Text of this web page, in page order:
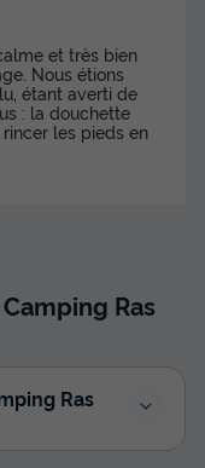
et très bien
Nous étions
étant averti de
: la douchette
les pieds en
Camping Ras
Ras